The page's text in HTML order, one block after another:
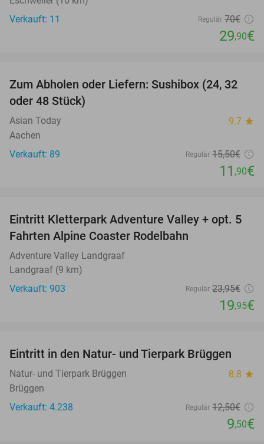
Verkauft: 11
Regulär 70€
29,90€
23%
Zum Abholen oder Liefern: Sushibox (24, 32
oder 48 Stück)
Asian Today 9.7 star
Aachen
Verkauft: 89
Regulär 15,50€
11 ,90€
17%
Eintritt Kletterpark Adventure Valley + opt. 5
Fahrten Alpine Coaster Rodelbahn
Adventure Valley Landgraaf
Landgraaf (9 km)
Verkauft: 903
Regulär 23,95€
19,95€
24%
Eintritt in den Natur- und Tierpark Brüggen
Natur- und Tierpark Brüggen 8.8 star
Brüggen
Verkauft: 4.238
Regulär 12,50€
9,50€